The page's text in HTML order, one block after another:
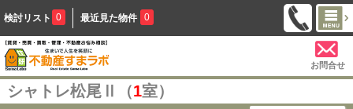
検討リスト 0 最近見た物件 0
お問合せ
シャトレ松尾Ⅱ（1室）